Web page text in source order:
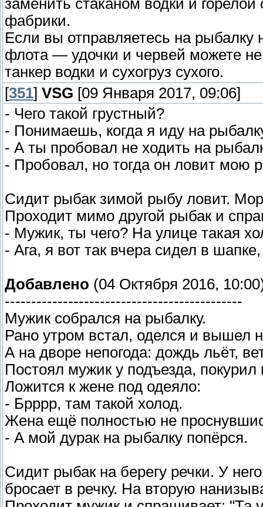
заменить стаканом водки и
фабрики.
Если вы отправляетесь на рыбалку
флота — удочки и червей можете
танкер водки и сухогруз сухого.
[351] VSG [09 Января 2017, 09:06]
- Чего такой грустный?
- Понимаешь, когда я иду на
- А ты пробовал не ходить на
- Пробовал, но тогда он ловит мою
Сидит рыбак зимой рыбу ловит.
Проходит мимо другой рыбак и
- Мужик, ты чего? На улице такая
- Ага, я вот так вчера сидел в
Добавлено (04 Октября 2016,
---------------------------------------------
Мужик собрался на рыбалку.
Рано утром встал, оделся и вышел
А на дворе непогода: дождь льёт,
Постоял мужик у подъезда, покурил
Ложится к жене под одеяло:
- Брррр, там такой холод.
Жена ещё полностью не
- А мой дурак на рыбалку попёрся.
Сидит рыбак на берегу речки. У
бросает в речку. На вторую